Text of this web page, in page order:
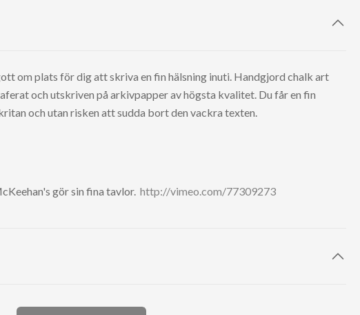
om plats för dig att skriva en fin hälsning inuti. Handgjord chalk art
och utskriven på arkivpapper av högsta kvalitet. Du får en fin
och utan risken att sudda bort den vackra texten.
gör sin fina tavlor. http://vimeo.com/77309273